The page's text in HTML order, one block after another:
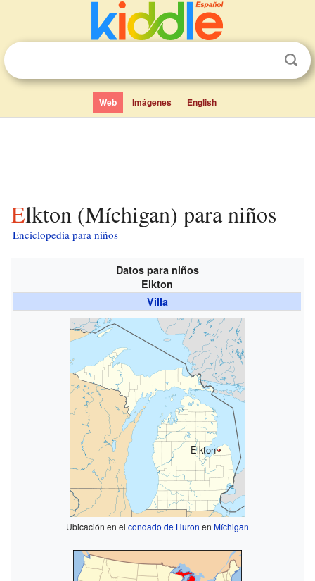
Web Imágenes English
Elkton (Míchigan) para niños
Enciclopedia para niños
Datos para niños
Elkton
Villa
Elkton
Ubicación en el condado de Huron en Míchigan